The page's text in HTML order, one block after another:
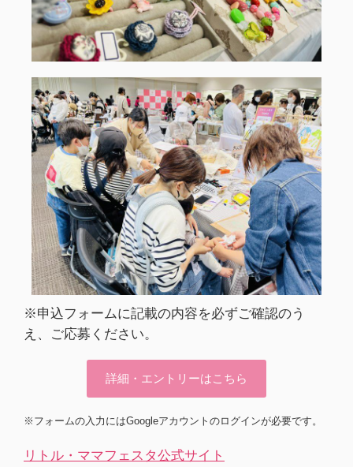
※申込フォームに記載の内容を必ずご確認のう
え、ご応募ください。
詳細・エントリーはこちら
※フォームの入力にはGoogleアカウントのログインが必要です。
リトル・ママフェスタ公式サイト